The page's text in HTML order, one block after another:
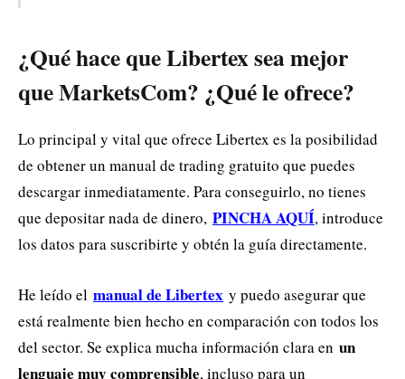
¿Qué hace que Libertex sea mejor
que MarketsCom? ¿Qué le ofrece?
Lo principal y vital que ofrece Libertex es la posibilidad
de obtener un manual de trading gratuito que puedes
descargar inmediatamente. Para conseguirlo, no tienes
que depositar nada de dinero, PINCHA AQUÍ, introduce
los datos para suscribirte y obtén la guía directamente.
He leído el manual de Libertex y puedo asegurar que
está realmente bien hecho en comparación con todos los
del sector. Se explica mucha información clara en un
lenguaje muy comprensible, incluso para un